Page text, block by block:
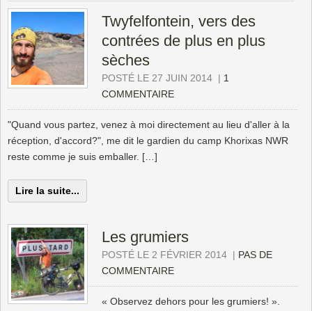
Twyfelfontein, vers des
contrées de plus en plus
sèches
POSTÉ LE 27 JUIN 2014 | 1
COMMENTAIRE
"Quand vous partez, venez à moi directement au lieu d'aller à la
réception, d'accord?", me dit le gardien du camp Khorixas NWR
reste comme je suis emballer. […]
Lire la suite...
Les grumiers
POSTÉ LE 2 FÉVRIER 2014 | PAS DE
COMMENTAIRE
« Observez dehors pour les grumiers! ».